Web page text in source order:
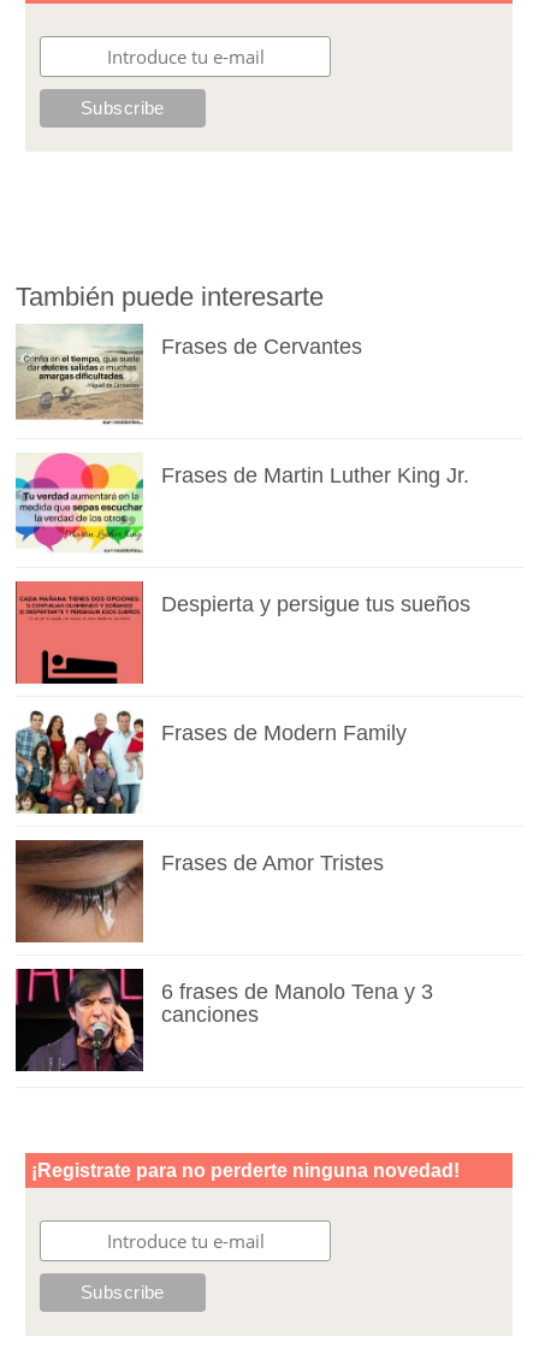
También puede interesarte
Frases de Cervantes
Frases de Martin Luther King Jr.
Despierta y persigue tus sueños
Frases de Modern Family
Frases de Amor Tristes
6 frases de Manolo Tena y 3
canciones